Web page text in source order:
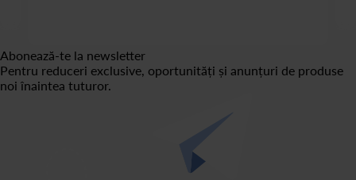
Abonează-te la newsletter
Pentru reduceri exclusive, oportunități și anunțuri de produse
noi înaintea tuturor.